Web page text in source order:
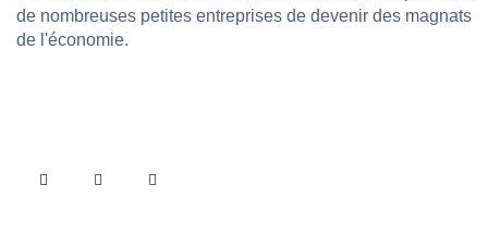
de nombreuses petites entreprises de devenir des magnats
de l'économie.